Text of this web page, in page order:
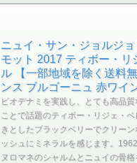
ニュイ・サン・ジョルジ
モット 2017 ティボー・リ
ル 【一部地域を除く送料
ンス ブルゴーニュ 赤ワイ
ビオデナミを実践し、とても高品
ことで話題のティボー・リジェ・
きとしたブラックベリーでクリー
ッシュにミネラルを感じます。
ヌロマネのシャルムとニュイの骨格